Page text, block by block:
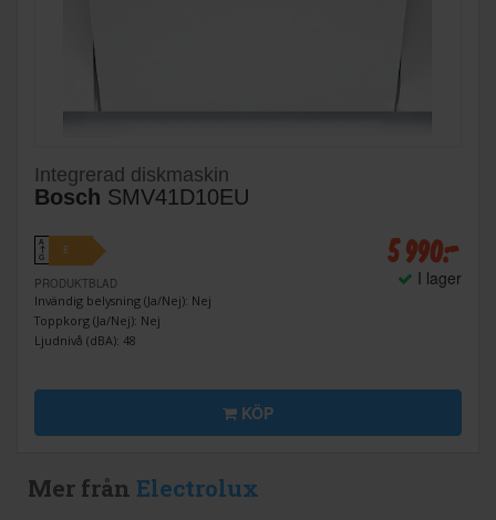
Integrerad diskmaskin
Bosch SMV41D10EU
A
↑
G
E
PRODUKTBLAD
Invändig belysning (Ja/Nej): Nej
Toppkorg (Ja/Nej): Nej
Ljudnivå (dBA): 48
5 990:-
I lager
KÖP
Mer från Electrolux